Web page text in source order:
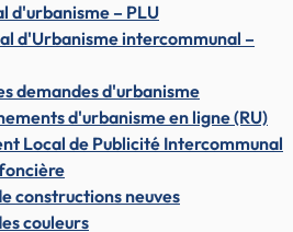
d'urbanisme – PLU
d'Urbanisme intercommunal –
demandes d'urbanisme
d'urbanisme en ligne (RU)
Local de Publicité Intercommunal
constructions neuves
couleurs